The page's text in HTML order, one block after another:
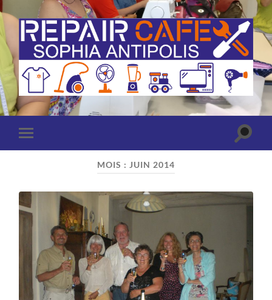
Repair
Café
Sophia
mobile
Toggle
MOIS : JUIN 2014